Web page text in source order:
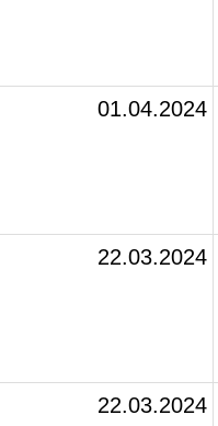
01.04.2024
22.03.2024
22.03.2024